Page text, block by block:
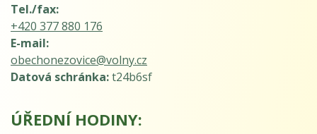
Tel./fax:
+420 377 880 176
E-mail:
obechonezovice@volny.cz
Datová schránka:t24b6sf
ÚŘEDNÍ HODINY: